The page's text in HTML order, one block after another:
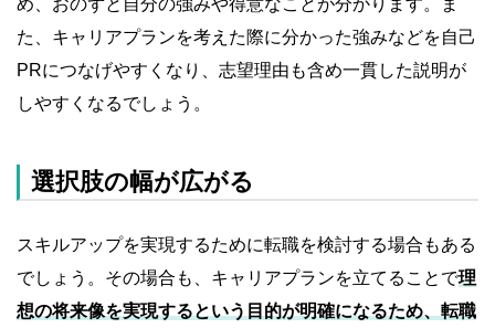
た、キャリアプランを考えた際に分かった強みなどを自己
PRにつなげやすくなり、志望理由も含め一貫した説明が
しやすくなるでしょう。
選択肢の幅が広がる
スキルアップを実現するために転職を検討する場合もある
でしょう。その場合も、キャリアプランを立てることで理
想の将来像を実現するという目的が明確になるため、転職